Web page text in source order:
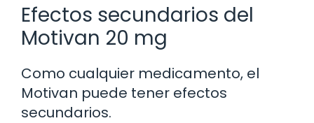
Efectos secundarios del
Motivan 20 mg
Como cualquier medicamento, el
Motivan puede tener efectos
secundarios.